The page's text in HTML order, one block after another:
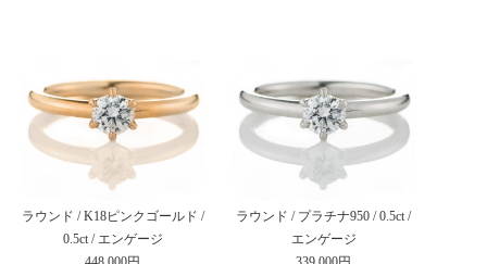
ラウンド / K18ピンクゴールド /
0.5ct / エンゲージ
ラウンド / プラチナ950 / 0.5ct /
エンゲージ